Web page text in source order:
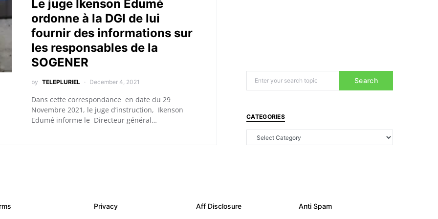
Le juge Ikenson Edumé
ordonne à la DGI de lui
fournir des informations sur
les responsables de la
SOGENER
by TELEPLURIEL December 4, 2021
Dans cette correspondance en date du 29
Novembre 2021, le juge d’instruction, Ikenson
Edumé informe le Directeur général…
Search
CATEGORIES
Privacy Aff Disclosure Anti Spam